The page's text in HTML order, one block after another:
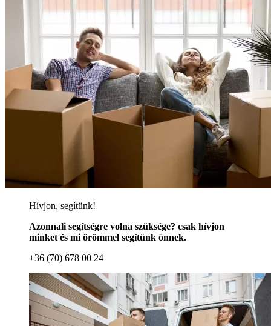
Hívjon, segítünk!
Azonnali segítségre volna szüksége? csak hívjon
minket és mi örömmel segítünk önnek.
+36 (70) 678 00 24